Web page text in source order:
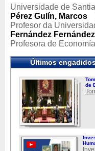
Universidade de
Pérez Gulín, Marcos
Profesor da
Fernández
Profesora de
Últimos
de